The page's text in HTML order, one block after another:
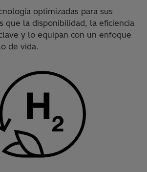
optimizadas para sus
que la disponibilidad, la eficiencia
y lo equipan con un enfoque
de vida.